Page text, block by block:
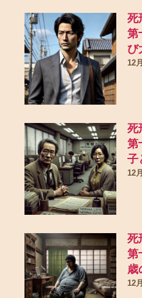
死
第
び
12
死
第
子
12
死
第
歳
12